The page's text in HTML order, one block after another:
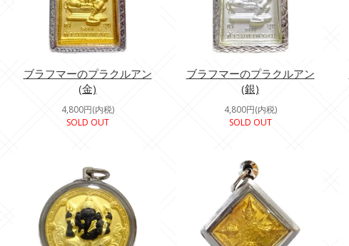
ブラフマーのプラクルアン
(金)
4,800円(内税)
SOLD OUT
ブラフマーのプラクルアン
(銀)
4,800円(内税)
SOLD OUT